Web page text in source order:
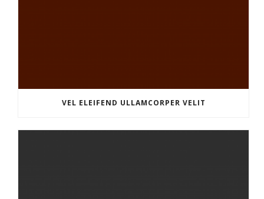
VEL ELEIFEND ULLAMCORPER VELIT